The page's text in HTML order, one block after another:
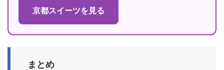
京都スイーツを見る
まとめ